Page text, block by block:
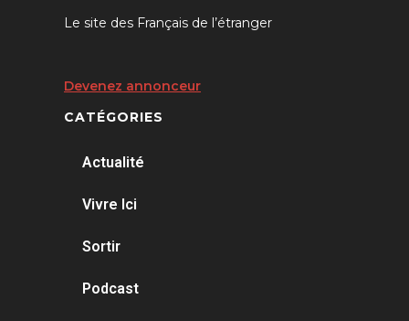
Le site des Français de l’étranger
Devenez annonceur
CATÉGORIES
Actualité
Vivre Ici
Sortir
Podcast